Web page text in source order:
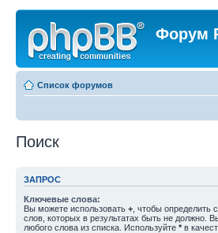
Форум
Список форумов
Поиск
ЗАПРОС
Ключевые слова:
Вы можете использовать + , чтобы определить
слов, которых в результатах быть не должно.
любого слова из списка. Используйте * в